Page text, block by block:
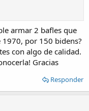
armar 2 bafles que
por 150 bidens?
con algo de calidad.
Gracias
Responder